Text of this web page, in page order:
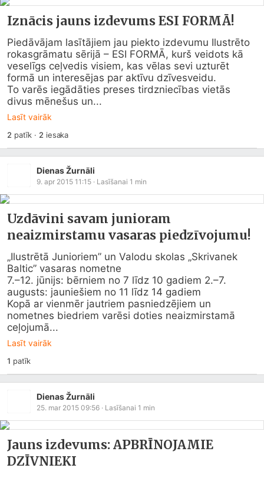
Iznācis jauns izdevums ESI FORMĀ!
Piedāvājam lasītājiem jau piekto izdevumu Ilustrēto
rokasgrāmatu sērijā – ESI FORMĀ, kurš veidots kā
veselīgs ceļvedis visiem, kas vēlas sevi uzturēt
formā un interesējas par aktīvu dzīvesveidu.
To varēs iegādāties preses tirdzniecības vietās
divus mēnešus un...
Lasīt vairāk
2 patīk · 2 iesaka
Dienas Žurnāli
9. apr 2015 11:15 · Lasīšanai 1 min
Uzdāvini savam junioram
neaizmirstamu vasaras piedzīvojumu!
„Ilustrētā Junioriem” un Valodu skolas „Skrivanek
Baltic” vasaras nometne
7.–12. jūnijs: bērniem no 7 līdz 10 gadiem 2.–7.
augusts: jauniešiem no 11 līdz 14 gadiem
Kopā ar vienmēr jautriem pasniedzējiem un
nometnes biedriem varēsi doties neaizmirstamā
ceļojumā...
Lasīt vairāk
1 patīk
Dienas Žurnāli
25. mar 2015 09:56 · Lasīšanai 1 min
Jauns izdevums: APBRĪNOJAMIE
DZĪVNIEKI